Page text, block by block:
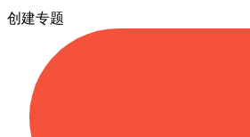
创建专题